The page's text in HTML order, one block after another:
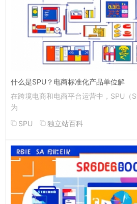
什么是SPU？电商标准化产品单位解
在跨境电商和电商平台运营中，SPU
为
SPU
独立站百科